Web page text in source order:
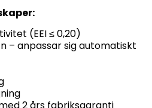
(EEI ≤ 0,20)
– anpassar sig automatiskt